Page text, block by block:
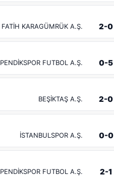
FATİH KARAGÜMRÜK A.Ş. 2-0
PENDİKSPOR FUTBOL A.Ş. 0-5
BEŞİKTAŞ A.Ş. 2-0
İSTANBULSPOR A.Ş. 0-0
PENDİKSPOR FUTBOL A.Ş. 2-1